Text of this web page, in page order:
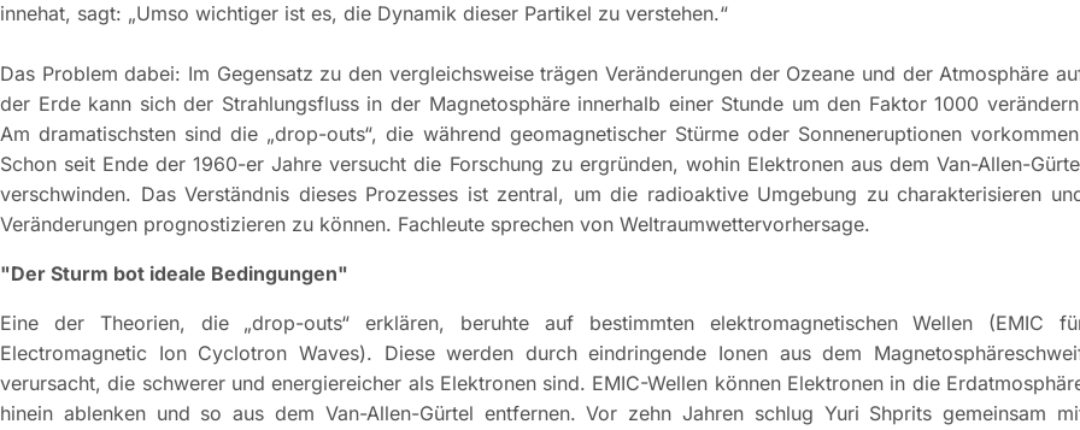
innehat, sagt: „Umso wichtiger ist es, die Dynamik dieser Partikel zu verstehen.“
Das Problem dabei: Im Gegensatz zu den vergleichsweise trägen Veränderungen der Ozeane und der Atmosphäre
der Erde kann sich der Strahlungsfluss in der Magnetosphäre innerhalb einer Stunde um den Faktor 1000
Am dramatischsten sind die „drop-outs“, die während geomagnetischer Stürme oder Sonneneruptionen
Schon seit Ende der 1960-er Jahre versucht die Forschung zu ergründen, wohin Elektronen aus dem Van-Allen-
verschwinden. Das Verständnis dieses Prozesses ist zentral, um die radioaktive Umgebung zu charakterisieren
Veränderungen prognostizieren zu können. Fachleute sprechen von Weltraumwettervorhersage.
"Der Sturm bot ideale Bedingungen"
Eine der Theorien, die „drop-outs“ erklären, beruhte auf bestimmten elektromagnetischen Wellen (EMIC
Electromagnetic Ion Cyclotron Waves). Diese werden durch eindringende Ionen aus dem
verursacht, die schwerer und energiereicher als Elektronen sind. EMIC-Wellen können Elektronen in die
hinein ablenken und so aus dem Van-Allen-Gürtel entfernen. Vor zehn Jahren schlug Yuri Shprits gemeinsam